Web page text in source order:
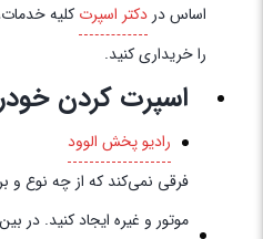
اساس در دکتر اسپرت کلیه
را خریداری کنید.
اسپرت کردن
رادیو پخش الوود
فرقی نمی‌کند که از چه نوع و
موتور و غیره ایجاد کنید.